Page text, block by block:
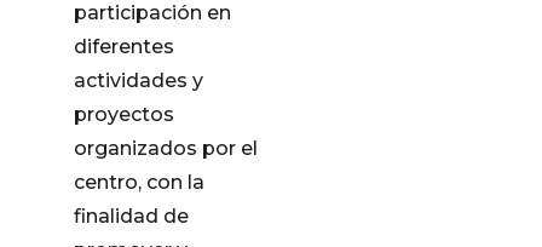
participación en
diferentes
actividades y
proyectos
organizados por el
centro, con la
finalidad de